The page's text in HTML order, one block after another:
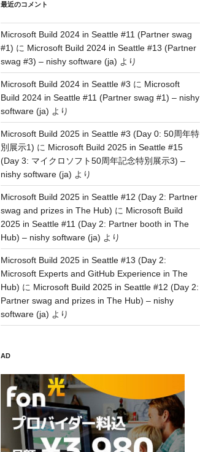
最近のコメント
Microsoft Build 2024 in Seattle #11 (Partner swag
#1) に Microsoft Build 2024 in Seattle #13 (Partner
swag #3) – nishy software (ja) より
Microsoft Build 2024 in Seattle #3 に Microsoft
Build 2024 in Seattle #11 (Partner swag #1) – nishy
software (ja) より
Microsoft Build 2025 in Seattle #3 (Day 0: 50周年特
別展示1) に Microsoft Build 2025 in Seattle #15
(Day 3: マイクロソフト50周年記念特別展示3) –
nishy software (ja) より
Microsoft Build 2025 in Seattle #12 (Day 2: Partner
swag and prizes in The Hub) に Microsoft Build
2025 in Seattle #11 (Day 2: Partner booth in The
Hub) – nishy software (ja) より
Microsoft Build 2025 in Seattle #13 (Day 2:
Microsoft Experts and GitHub Experience in The
Hub) に Microsoft Build 2025 in Seattle #12 (Day 2:
Partner swag and prizes in The Hub) – nishy
software (ja) より
AD